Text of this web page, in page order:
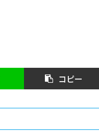
コピー